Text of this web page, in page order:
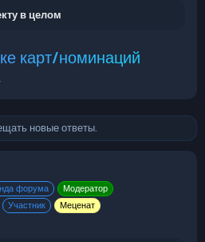
в целом
карт/номинаций
новые ответы.
форума
Модератор
Участник Меценат